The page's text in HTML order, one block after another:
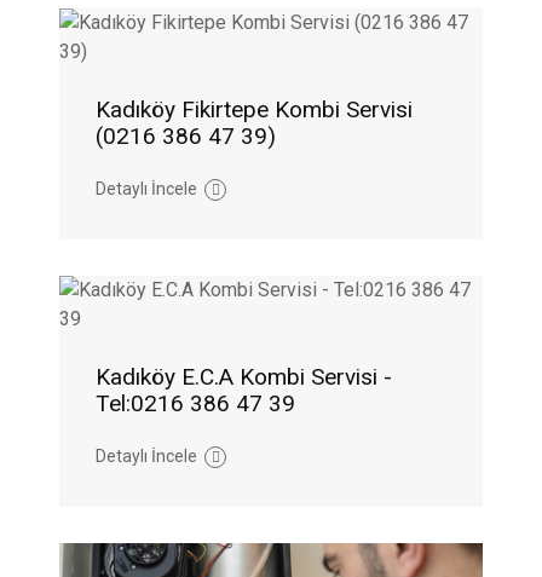
Kadıköy Fikirtepe Kombi Servisi
(0216 386 47 39)
Detaylı İncele
Kadıköy E.C.A Kombi Servisi -
Tel:0216 386 47 39
Detaylı İncele